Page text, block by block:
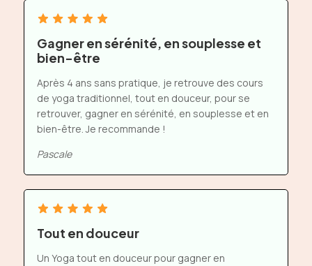
Gagner en sérénité, en souplesse et
bien-être
Après 4 ans sans pratique, je retrouve des cours
de yoga traditionnel, tout en douceur, pour se
retrouver, gagner en sérénité, en souplesse et en
bien-être. Je recommande !
Pascale
Tout en douceur
Un Yoga tout en douceur pour gagner en